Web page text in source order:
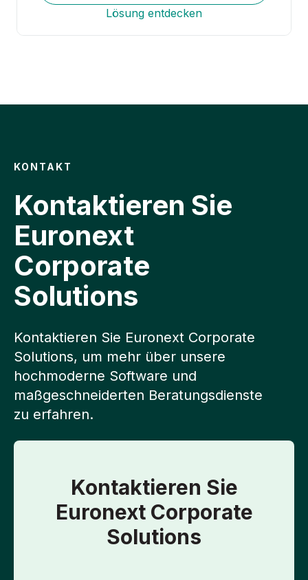
Lösung entdecken
KONTAKT
Kontaktieren Sie
Euronext
Corporate
Solutions
Kontaktieren Sie Euronext Corporate
Solutions, um mehr über unsere
hochmoderne Software und
maßgeschneiderten Beratungsdienste
zu erfahren.
Kontaktieren Sie
Euronext Corporate
Solutions